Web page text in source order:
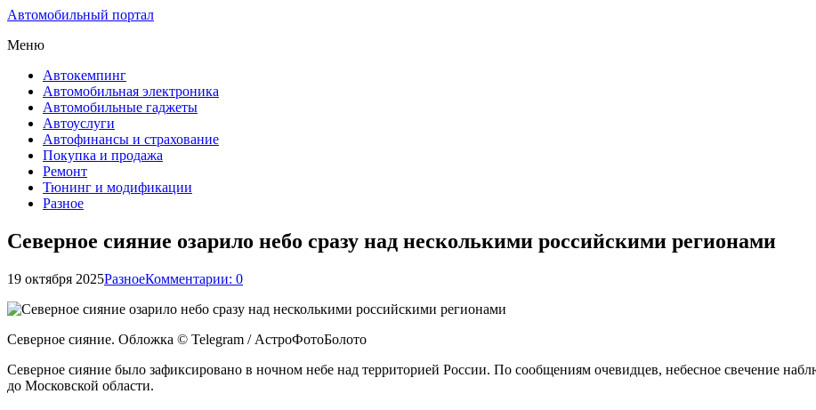
Автомобильный портал
Меню
Автокемпинг
Автомобильная электроника
Автомобильные гаджеты
Автоуслуги
Автофинансы и страхование
Покупка и продажа
Ремонт
Тюнинг и модификации
Разное
Северное сияние озарило небо сразу над несколькими российскими регионами
19 октября 2025РазноеКомментарии: 0
Северное сияние. Обложка © Telegram / АстроФотоБолото
Северное сияние было зафиксировано в ночном небе над территорией России. По сообщениям очевидцев, небесное свечение
до Московской области.